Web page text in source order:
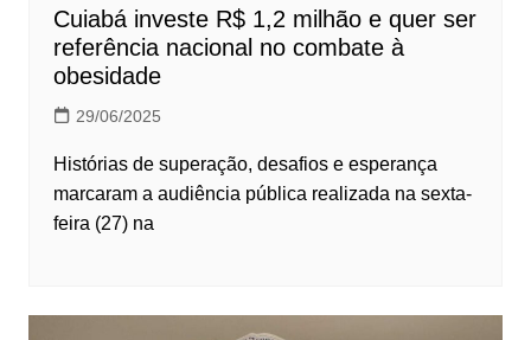
Cuiabá investe R$ 1,2 milhão e quer ser
referência nacional no combate à
obesidade
29/06/2025
Histórias de superação, desafios e esperança
marcaram a audiência pública realizada na sexta-
feira (27) na